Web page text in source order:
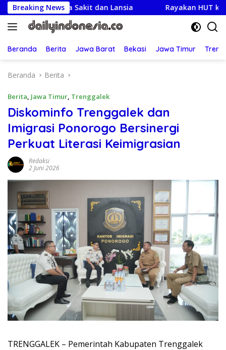
Langsung
ke
konten
Breaking News
Sakit dan Lansia Rayakan HUT ke-25,Partai
Beranda Berita Jawa Barat Bekasi Jawa Timur
Beranda Berita
Berita, Jawa Timur, Trenggalek
Diskominfo Trenggalek dan
Imigrasi Ponorogo Bersinergi
Perkuat Literasi Keimigrasian
Redaksi
2 Juni 2026
TRENGGALEK – Pemerintah Kabupaten Trenggalek